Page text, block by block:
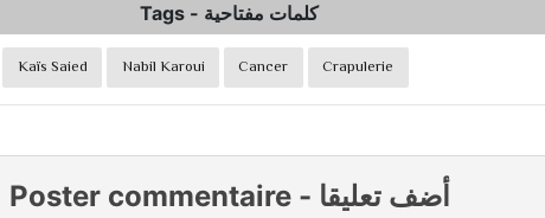
Tags - كلمات مفتاحية
Kaïs Saied Nabil Karoui Cancer Crapulerie
Poster commentaire- أضف تعليقا